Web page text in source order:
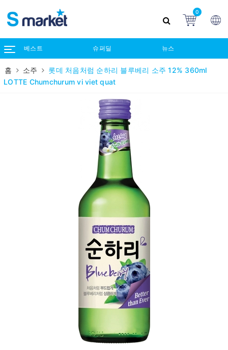
0
베스트 슈퍼딜 뉴스
홈 소주
롯데 처음처럼 순하리 블루베리 소주 12% 360ml
LOTTE Chumchurum vi viet quat